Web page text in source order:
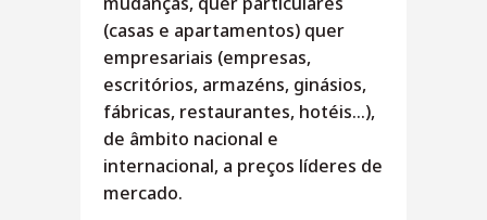
(casas e apartamentos) quer
empresariais (empresas,
escritórios, armazéns, ginásios,
fábricas, restaurantes, hotéis…),
de âmbito nacional e
internacional, a preços líderes de
mercado.